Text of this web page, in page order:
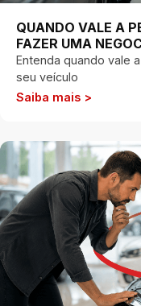
QUANDO VALE A
FAZER UMA
Entenda quando vale
seu veículo
Saiba mais >